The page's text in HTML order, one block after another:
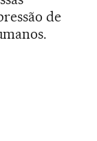
de